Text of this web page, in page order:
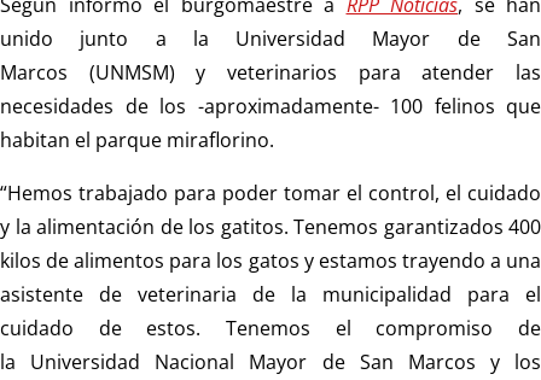
unido junto a la Universidad Mayor de San
Marcos (UNMSM) y veterinarios para atender las
necesidades de los -aproximadamente- 100 felinos que
habitan el parque miraflorino.
“Hemos trabajado para poder tomar el control, el cuidado
y la alimentación de los gatitos. Tenemos garantizados 400
kilos de alimentos para los gatos y estamos trayendo a una
asistente de veterinaria de la municipalidad para el
cuidado de estos. Tenemos el compromiso de
la Universidad Nacional Mayor de San Marcos y los